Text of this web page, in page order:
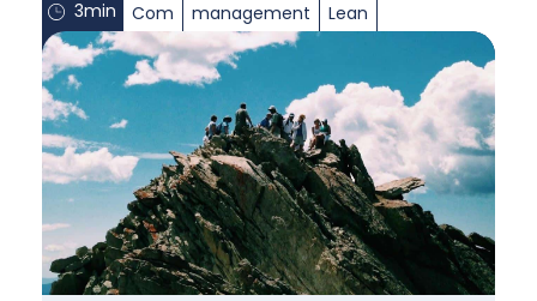
3min Com management Lean